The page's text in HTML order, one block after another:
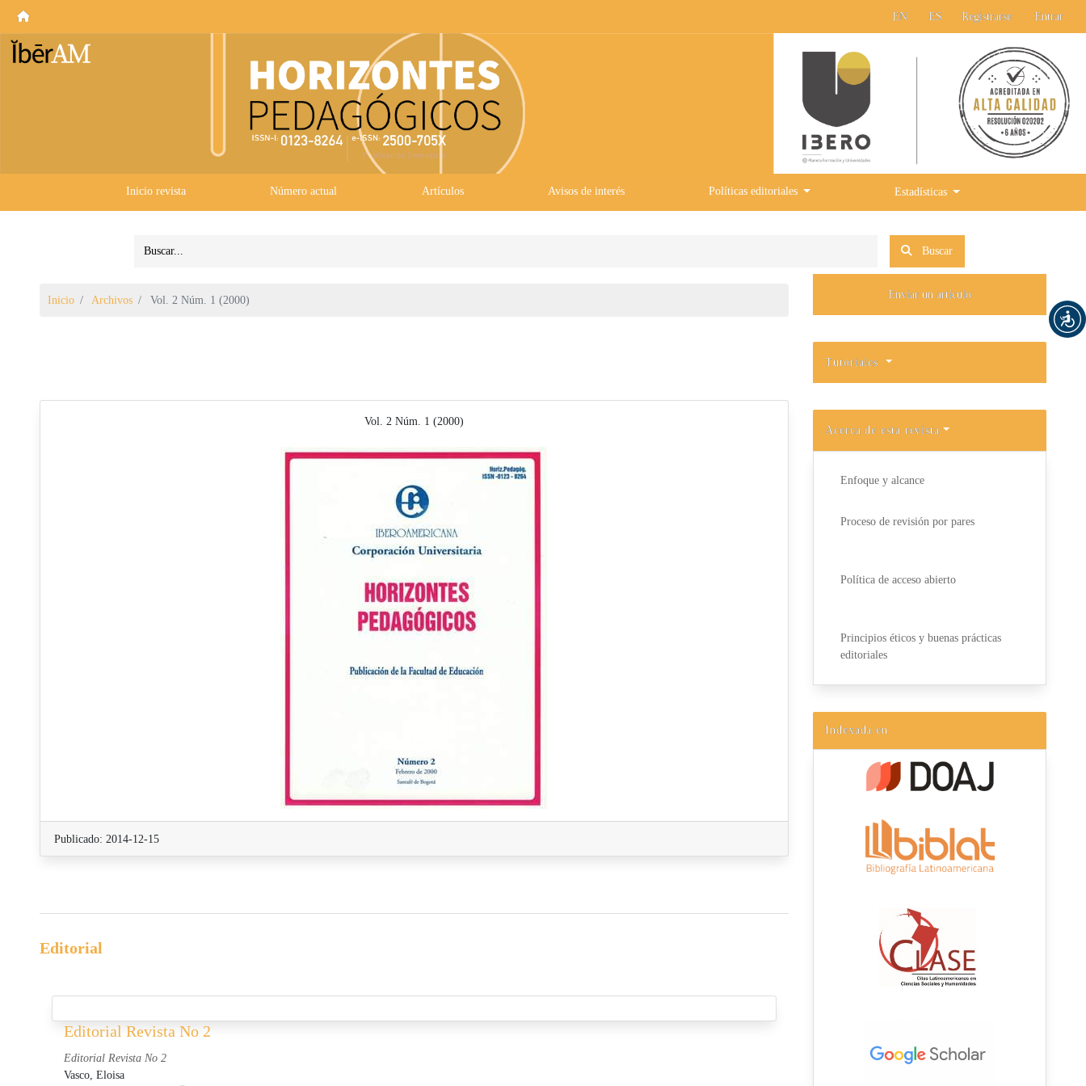
EN ES Registrarse Entrar
Inicio revista Número actual Artículos Avisos de interés Políticas editoriales Estadísticas
Buscar
Inicio Archivos Vol. 2 Núm. 1 (2000)
Vol. 2 Núm. 1 (2000)
Publicado: 2014-12-15
Editorial
Editorial Revista No 2
Editorial Revista No 2
Vasco, Eloisa
Enviar un artículo
Tutoriales
Acerca de esta revista
Enfoque y alcance
Proceso de revisión por pares
Política de acceso abierto
Principios éticos y buenas prácticas
editoriales
Indexada en